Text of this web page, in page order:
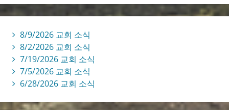
8/9/2026 교회 소식
8/2/2026 교회 소식
7/19/2026 교회 소식
7/5/2026 교회 소식
6/28/2026 교회 소식